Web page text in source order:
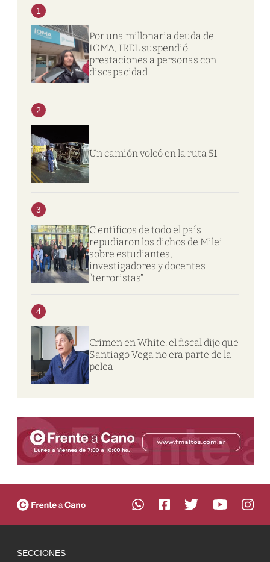
1
Por una millonaria deuda de
IOMA, IREL suspendió
prestaciones a personas con
discapacidad
2
Un camión volcó en la ruta 51
3
Científicos de todo el país
repudiaron los dichos de Milei
sobre estudiantes,
investigadores y docentes
“terroristas”
4
Crimen en White: el fiscal dijo que
Santiago Vega no era parte de la
pelea
SECCIONES